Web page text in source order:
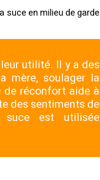
suce en milieu de garde
utilité. Il y a des
mère, soulager la
de réconfort aide à
des sentiments de
est utilisée